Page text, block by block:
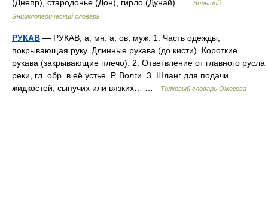
(Днепр), стародонье (Дон), гирло (Дунай) …
Большой
Энциклопедический словарь
РУКАВ — РУКАВ, а, мн. а, ов, муж. 1. Часть одежды,
покрывающая руку. Длинные рукава (до кисти). Короткие
рукава (закрывающие плечо). 2. Ответвление от главного русла
реки, гл. обр. в её устье. Р. Волги. 3. Шланг для подачи
жидкостей, сыпучих или вязких… …
Толковый словарь Ожегова